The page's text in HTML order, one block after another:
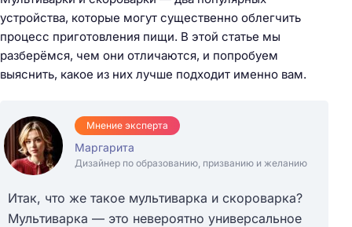
устройства, которые могут существенно облегчить
процесс приготовления пищи. В этой статье мы
разберёмся, чем они отличаются, и попробуем
выяснить, какое из них лучше подходит именно вам.
Мнение эксперта
Маргарита
Дизайнер по образованию, призванию и желанию
Итак, что же такое мультиварка и скороварка?
Мультиварка — это невероятно универсальное